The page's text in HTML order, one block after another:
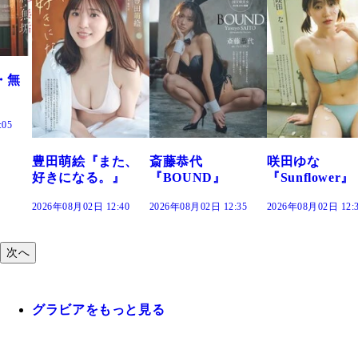
斎藤恭代
『BOUND』
2026年08月02日 12:35
咲田ゆな
『Sunflower』
2026年08月02日 12:30
藤水咲桜『花
だまり』
2026年08月02日
次へ
グラビアをもっと見る